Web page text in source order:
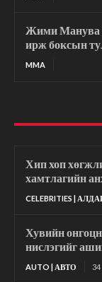
Жими Манува
ирж боксын
MMA
Хип хоп
хамтлагийн
CELEBRITIES |
Хувийн
нислэгийг
AUTO | АВТО